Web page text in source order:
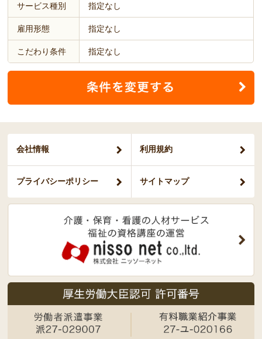
サービス種別 指定なし
雇用形態 指定なし
こだわり条件 指定なし
会社情報 利用規約
プライバシーポリシー サイトマップ